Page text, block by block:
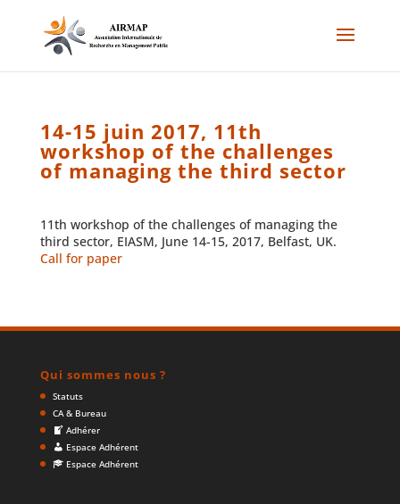
14-15 juin 2017, 11th
workshop of the challenges
of managing the third sector
11th workshop of the challenges of managing the
third sector, EIASM, June 14-15, 2017, Belfast, UK.
Call for paper
Qui sommes nous ?
Statuts
CA & Bureau
Adhérer
Espace Adhérent
Espace Adhérent